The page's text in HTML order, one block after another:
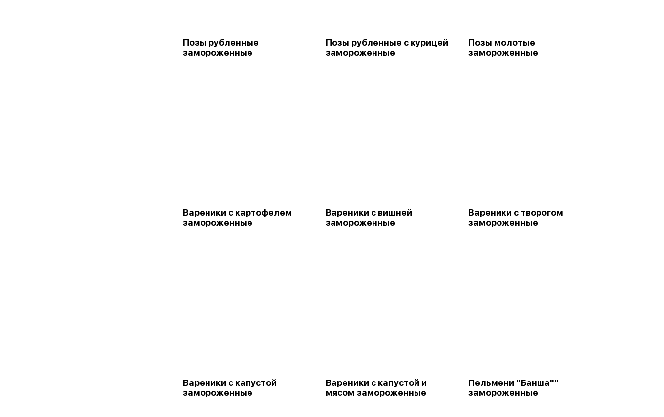
Позы рубленные
замороженные
Позы рубленные с курицей
замороженные
Позы молотые
замороженные
Вареники с картофелем
замороженные
Вареники с вишней
замороженные
Вареники с творогом
замороженные
Вареники с капустой
замороженные
Вареники с капустой и
мясом замороженные
Пельмени "Банша""
замороженные